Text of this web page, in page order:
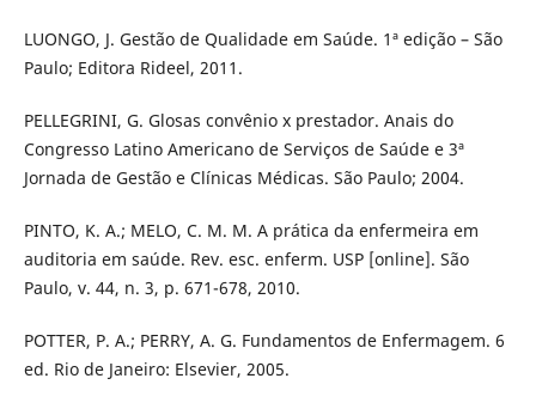
LUONGO, J. Gestão de Qualidade em Saúde. 1ª edição – São
Paulo; Editora Rideel, 2011.
PELLEGRINI, G. Glosas convênio x prestador. Anais do
Congresso Latino Americano de Serviços de Saúde e 3ª
Jornada de Gestão e Clínicas Médicas. São Paulo; 2004.
PINTO, K. A.; MELO, C. M. M. A prática da enfermeira em
auditoria em saúde. Rev. esc. enferm. USP [online]. São
Paulo, v. 44, n. 3, p. 671-678, 2010.
POTTER, P. A.; PERRY, A. G. Fundamentos de Enfermagem. 6
ed. Rio de Janeiro: Elsevier, 2005.